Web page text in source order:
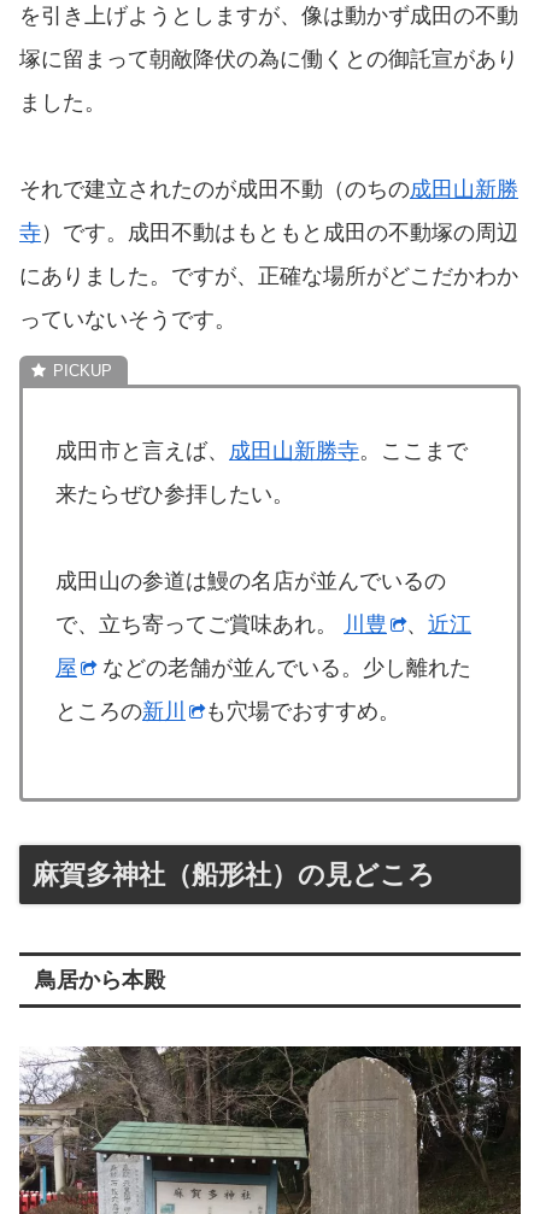
を引き上げようとしますが、像は動かず成田の不動
塚に留まって朝敵降伏の為に働くとの御託宣があり
ました。
それで建立されたのが成田不動（のちの成田山新勝
寺）です。成田不動はもともと成田の不動塚の周辺
にありました。ですが、正確な場所がどこだかわか
っていないそうです。
成田市と言えば、 成田山新勝寺。ここまで
来たらぜひ参拝したい。
成田山の参道は鰻の名店が並んでいるの
で、立ち寄ってご賞味あれ。
川豊 、 近江
屋
などの老舗が並んでいる。少し離れた
ところの新川 も穴場でおすすめ。
麻賀多神社（船形社）の見どころ
鳥居から本殿